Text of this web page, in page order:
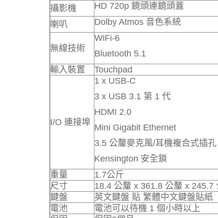
攝影機
HD 720p 鏡頭連鏡頭蓋
喇叭
Dolby Atmos 音色系統
無線技術
WiFi-6
Bluetooth 5.1
輸入裝置
Touchpad
I/O 連接埠
1 x USB-C
3 x USB 3.1 第 1 代
HDMI 2.0
Mini Gigabit Ethernet
3.5 公釐麥克風/耳機複合式插孔
Kensington 安全鎖
重量
1.7公斤
尺寸
18.4 公釐 x 361.8 公釐 x 245.7
鍵盤
英文鍵盤 貼 繁體中文鍵盤貼紙
電池
電池可以待機 1 個小時以上